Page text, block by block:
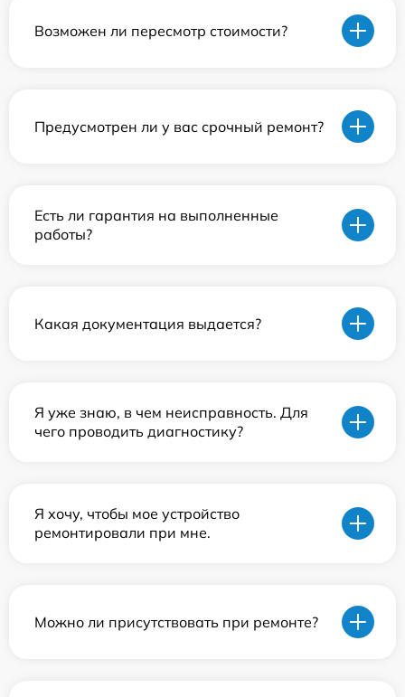
Возможен ли пересмотр стоимости?
Предусмотрен ли у вас срочный ремонт?
Есть ли гарантия на выполненные
работы?
Какая документация выдается?
Я уже знаю, в чем неисправность. Для
чего проводить диагностику?
Я хочу, чтобы мое устройство
ремонтировали при мне.
Можно ли присутствовать при ремонте?